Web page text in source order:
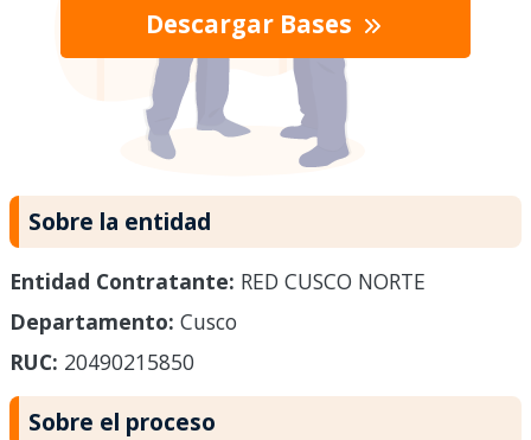
Descargar Bases
Sobre la entidad
Entidad Contratante: RED CUSCO NORTE
Departamento: Cusco
RUC: 20490215850
Sobre el proceso